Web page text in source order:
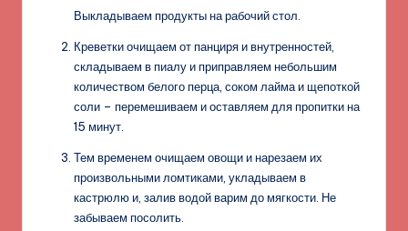
Выкладываем продукты на рабочий стол.
Креветки очищаем от панциря и внутренностей,
складываем в пиалу и приправляем небольшим
количеством белого перца, соком лайма и щепоткой
соли – перемешиваем и оставляем для пропитки на
15 минут.
Тем временем очищаем овощи и нарезаем их
произвольными ломтиками, укладываем в
кастрюлю и, залив водой варим до мягкости. Не
забываем посолить.